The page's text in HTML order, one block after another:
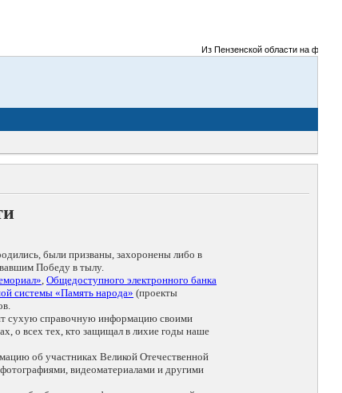
Из Пензенской области на фронты
были призваны, захоронены либо в
Победу в тылу.
, Общедоступного электронного банка
системы «Память народа» (проекты
сухую справочную информацию своими
о всех тех, кто защищал в лихие годы наше
об участниках Великой Отечественной
видеоматериалами и другими